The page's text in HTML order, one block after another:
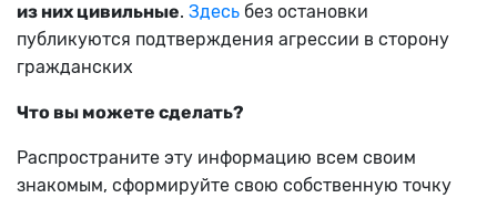
из них цивильные. Здесь без остановки
публикуются подтверждения агрессии в сторону
гражданских
Что вы можете сделать?
Распространите эту информацию всем своим
знакомым, сформируйте свою собственную точку